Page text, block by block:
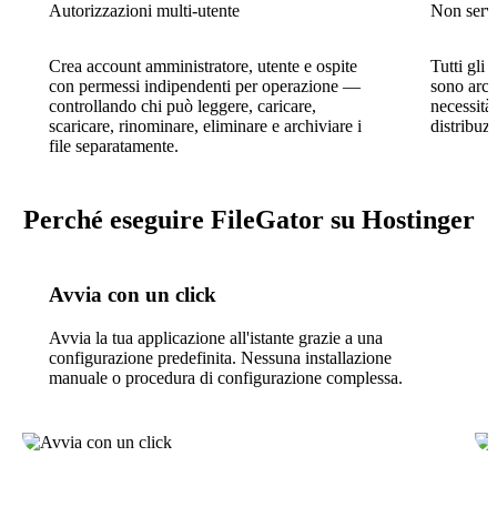
Autorizzazioni multi-utente
Crea account amministratore, utente e ospite
con permessi indipendenti per operazione —
controllando chi può leggere, caricare,
scaricare, rinominare, eliminare e archiviare i
file separatamente.
Non
Tutti gli
sono
Perché eseguire FileGator su Hostinger
Avvia con un click
Avvia la tua applicazione all'istante grazie a una
configurazione predefinita. Nessuna installazione
manuale o procedura di configurazione complessa.